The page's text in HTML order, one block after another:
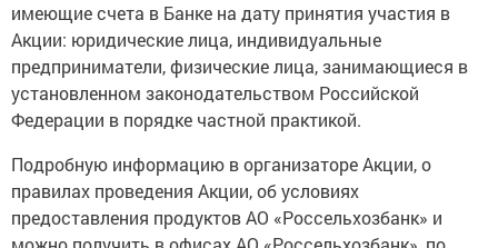
имеющие счета в Банке на дату принятия участия в
Акции: юридические лица, индивидуальные
предприниматели, физические лица, занимающиеся в
установленном законодательством Российской
Федерации в порядке частной практикой.
Подробную информацию в организаторе Акции, о
правилах проведения Акции, об условиях
предоставления продуктов АО «Россельхозбанк» и